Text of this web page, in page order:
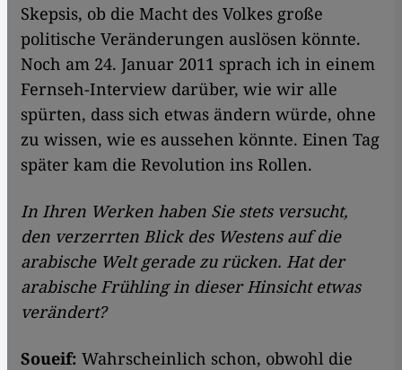
Skepsis, ob die Macht des Volkes große
politische Veränderungen auslösen könnte.
Noch am 24. Januar 2011 sprach ich in einem
Fernseh-Interview darüber, wie wir alle
spürten, dass sich etwas ändern würde, ohne
zu wissen, wie es aussehen könnte. Einen Tag
später kam die Revolution ins Rollen.
In Ihren Werken haben Sie stets versucht,
den verzerrten Blick des Westens auf die
arabische Welt gerade zu rücken. Hat der
arabische Frühling in dieser Hinsicht etwas
verändert?
Soueif: Wahrscheinlich schon, obwohl die